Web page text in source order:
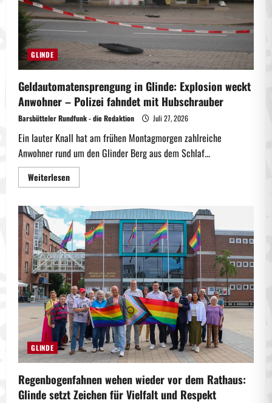
GLINDE
Geldautomatensprengung in Glinde: Explosion weckt
Anwohner – Polizei fahndet mit Hubschrauber
Barsbütteler Rundfunk - die Redaktion Juli 27, 2026
Ein lauter Knall hat am frühen Montagmorgen zahlreiche
Anwohner rund um den Glinder Berg aus dem Schlaf...
WeiterlesenMehr
Informationen
in
Glinde:
Explosion
weckt
Anwohner
–
Polizei
fahndet
mit
Hubschrauber
GLINDE
Regenbogenfahnen wehen wieder vor dem Rathaus:
Glinde setzt Zeichen für Vielfalt und Respekt